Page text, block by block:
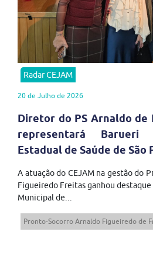
Radar CEJAM
20 de Julho de 2026
Diretor do PS Arnaldo de
representará Barueri
Estadual de Saúde de São
A atuação do CEJAM na gestão do
Figueiredo Freitas ganhou
Municipal de...
Pronto-Socorro Arnaldo Figueiredo de